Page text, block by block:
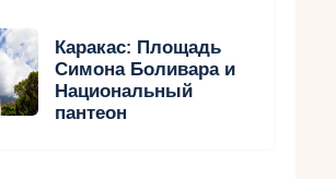
Каракас: Площадь
Симона Боливара и
Национальный
пантеон